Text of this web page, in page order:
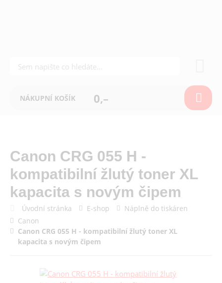
NÁKUPNÍ KOŠÍK 0,–
Canon CRG 055 H -
kompatibilní žlutý toner XL
kapacita s novým čipem
Úvodní stránka E-shop
Náplně do tiskáren
Canon
Canon CRG 055 H - kompatibilní žlutý toner XL
kapacita s novým čipem